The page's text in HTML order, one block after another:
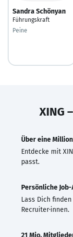
Sandra Schönyan
Führungskraft
Peine
XING
Über eine Million
Entdecke mit
passt.
Persönliche
Lass Dich
Recruiter·innen.
21 Mio.